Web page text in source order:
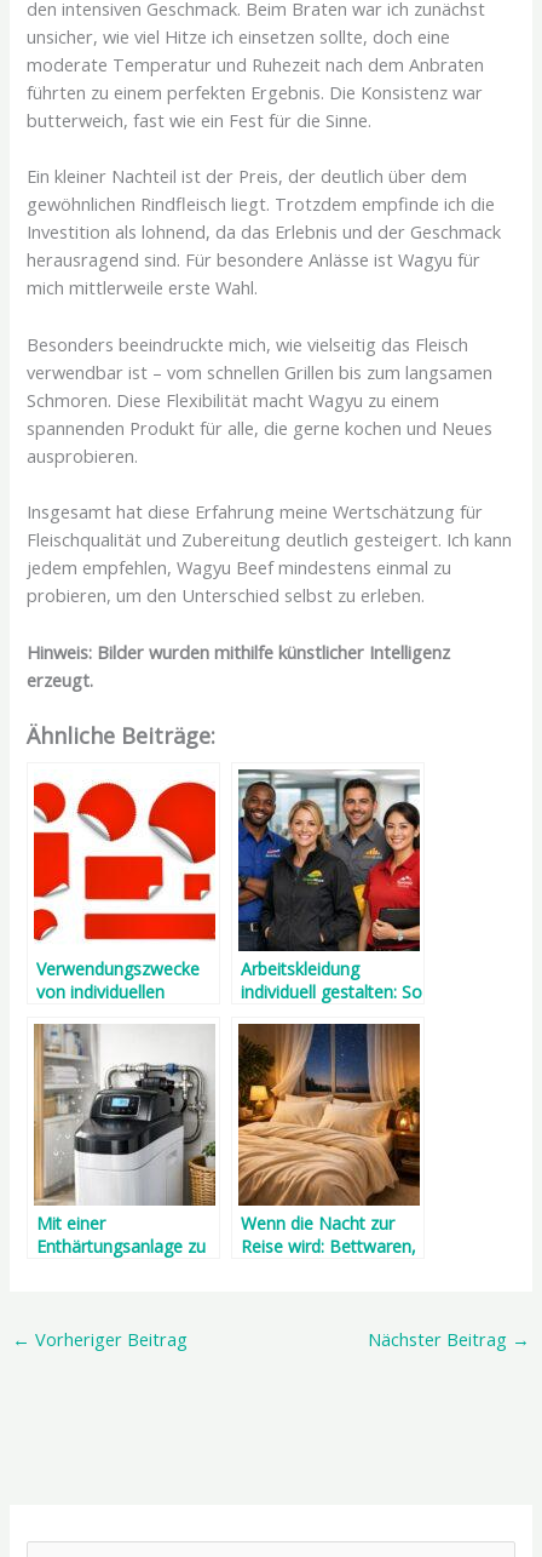
den intensiven Geschmack. Beim Braten war ich zunächst
unsicher, wie viel Hitze ich einsetzen sollte, doch eine
moderate Temperatur und Ruhezeit nach dem Anbraten
führten zu einem perfekten Ergebnis. Die Konsistenz war
butterweich, fast wie ein Fest für die Sinne.
Ein kleiner Nachteil ist der Preis, der deutlich über dem
gewöhnlichen Rindfleisch liegt. Trotzdem empfinde ich die
Investition als lohnend, da das Erlebnis und der Geschmack
herausragend sind. Für besondere Anlässe ist Wagyu für
mich mittlerweile erste Wahl.
Besonders beeindruckte mich, wie vielseitig das Fleisch
verwendbar ist – vom schnellen Grillen bis zum langsamen
Schmoren. Diese Flexibilität macht Wagyu zu einem
spannenden Produkt für alle, die gerne kochen und Neues
ausprobieren.
Insgesamt hat diese Erfahrung meine Wertschätzung für
Fleischqualität und Zubereitung deutlich gesteigert. Ich kann
jedem empfehlen, Wagyu Beef mindestens einmal zu
probieren, um den Unterschied selbst zu erleben.
Hinweis: Bilder wurden mithilfe künstlicher Intelligenz
erzeugt.
Ähnliche Beiträge:
Verwendungszwecke
von individuellen
Arbeitskleidung
individuell gestalten: So
Bestickung mit
Shirtbomb
Mit einer
Enthärtungsanlage zu
Alltag
Wenn die Nacht zur
Reise wird: Bettwaren,
← Vorheriger Beitrag Nächster Beitrag →